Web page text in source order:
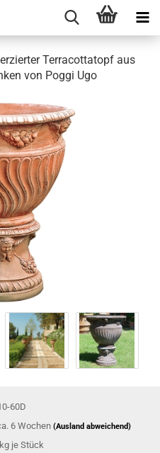
Terracottatopf aus
von Poggi Ugo
60D
6 Wochen(Ausland abweichend)
kg je Stück